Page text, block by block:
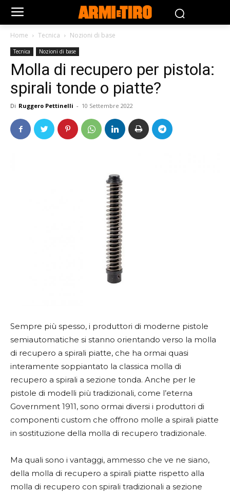
Home Tecnica Nozioni di base
Tecnica Nozioni di base
Molla di recupero per pistola:
spirali tonde o piatte?
Di Ruggero Pettinelli - 10 Settembre 2022
Sempre più spesso, i produttori di moderne pistole
semiautomatiche si stanno orientando verso la molla
di recupero a spirali piatte, che ha ormai quasi
interamente soppiantato la classica molla di
recupero a spirali a sezione tonda. Anche per le
pistole di modelli più tradizionali, come l’eterna
Government 1911, sono ormai diversi i produttori di
componenti custom che offrono molle a spirali piatte
in sostituzione della molla di recupero tradizionale.
Ma quali sono i vantaggi, ammesso che ve ne siano,
della molla di recupero a spirali piatte rispetto alla
molla di recupero con spirali tradizionali a sezione